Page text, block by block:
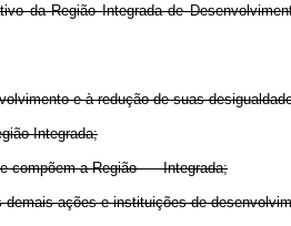
da Região Integrada de
e à redução de suas
Integrada;
compõem a Região Integrada;
ações e instituições de